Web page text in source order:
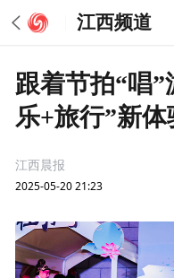
江西频道
跟着节拍“唱
乐+旅行”新体
江西晨报
2025-05-20 21:23